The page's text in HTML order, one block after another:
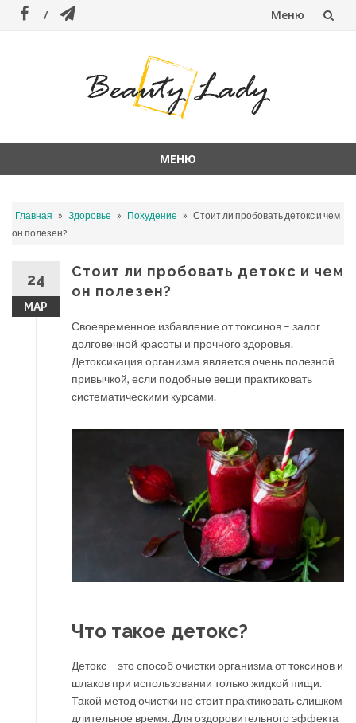
Меню
МЕНЮ
содержанию
Главная » Здоровье » Похудение » Стоит ли пробовать детокс и чем
он полезен?
24
МАР
Стоит ли пробовать детокс и чем
он полезен?
Своевременное избавление от токсинов – залог
долговечной красоты и прочного здоровья.
Детоксикация организма является очень полезной
привычкой, если подобные вещи практиковать
систематическими курсами.
Что такое детокс?
Детокс – это способ очистки организма от токсинов и
шлаков при использовании только жидкой пищи.
Такой метод очистки не стоит практиковать слишком
длительное время. Для оздоровительного эффекта